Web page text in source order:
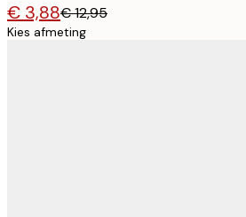
€ 3,88€ 12,95
Kies afmeting